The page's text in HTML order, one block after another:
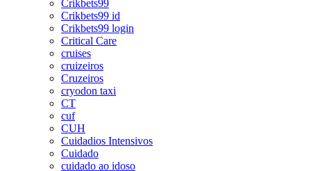
Crikbets99
Crikbets99 id
Crikbets99 login
Critical Care
cruises
cruizeiros
Cruzeiros
cryodon taxi
CT
cuf
CUH
Cuidadios Intensivos
Cuidado
cuidado ao idoso